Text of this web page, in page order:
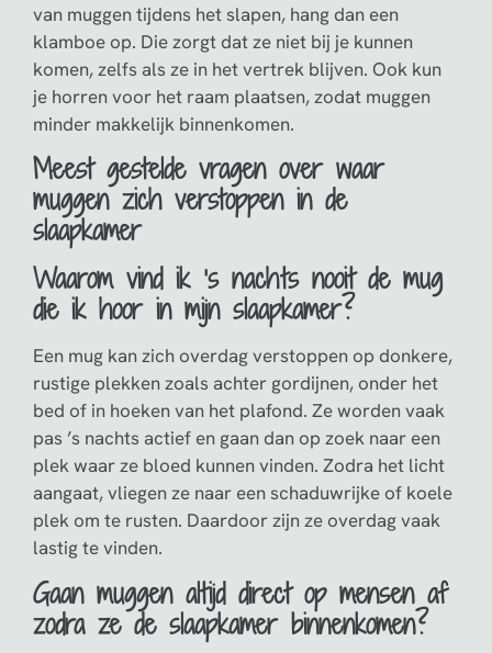
van muggen tijdens het slapen, hang dan een
klamboe op. Die zorgt dat ze niet bij je kunnen
komen, zelfs als ze in het vertrek blijven. Ook kun
je horren voor het raam plaatsen, zodat muggen
minder makkelijk binnenkomen.
Meest gestelde vragen over waar
muggen zich verstoppen in de
slaapkamer
Waarom vind ik ’s nachts nooit de mug
die ik hoor in mijn slaapkamer?
Een mug kan zich overdag verstoppen op donkere,
rustige plekken zoals achter gordijnen, onder het
bed of in hoeken van het plafond. Ze worden vaak
pas ’s nachts actief en gaan dan op zoek naar een
plek waar ze bloed kunnen vinden. Zodra het licht
aangaat, vliegen ze naar een schaduwrijke of koele
plek om te rusten. Daardoor zijn ze overdag vaak
lastig te vinden.
Gaan muggen altijd direct op mensen af
zodra ze de slaapkamer binnenkomen?